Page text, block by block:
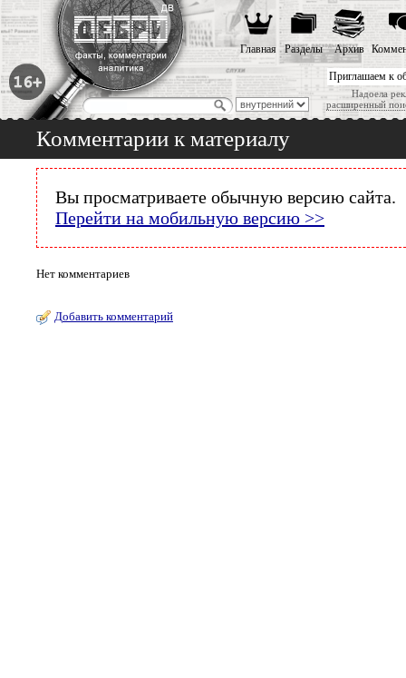
Приглашаем к
Надоела
расширенный
Главная Разделы Архив
Комментарии к материалу
Вы просматриваете обычную версию сайта.
Перейти на мобильную версию >>
Нет комментариев
Добавить комментарий